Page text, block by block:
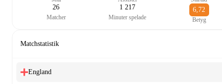
26
Matcher
1 217
Minuter spelade
6,72
Betyg
Matchstatistik
England